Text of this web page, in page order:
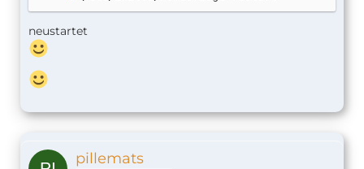
neustartet
pillemats